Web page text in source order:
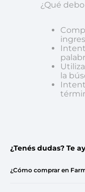
¿Qué
la
¿Tenés dudas? Te
¿Cómo comprar en